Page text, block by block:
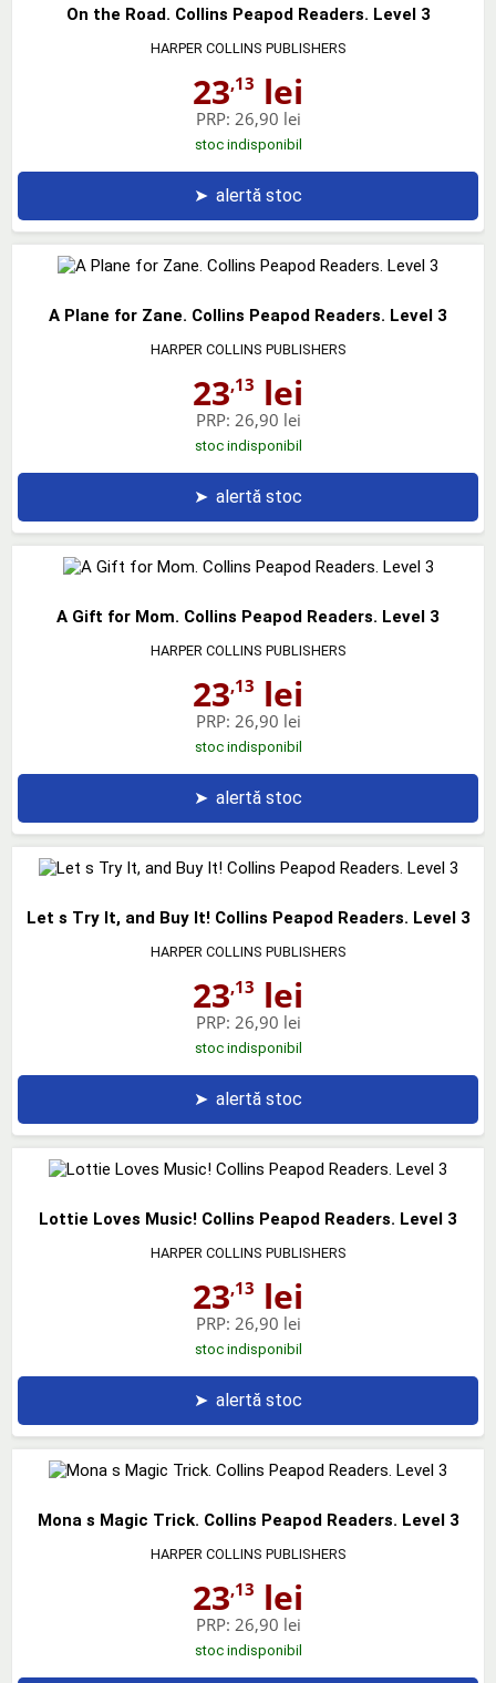
On the Road. Collins Peapod Readers. Level 3
HARPER COLLINS PUBLISHERS
23,13 lei
PRP: 26,90 lei
stoc indisponibil
➤ alertă stoc
A Plane for Zane. Collins Peapod Readers. Level 3
HARPER COLLINS PUBLISHERS
23,13 lei
PRP: 26,90 lei
stoc indisponibil
➤ alertă stoc
A Gift for Mom. Collins Peapod Readers. Level 3
HARPER COLLINS PUBLISHERS
23,13 lei
PRP: 26,90 lei
stoc indisponibil
➤ alertă stoc
Let s Try It, and Buy It! Collins Peapod Readers. Level 3
HARPER COLLINS PUBLISHERS
23,13 lei
PRP: 26,90 lei
stoc indisponibil
➤ alertă stoc
Lottie Loves Music! Collins Peapod Readers. Level 3
HARPER COLLINS PUBLISHERS
23,13 lei
PRP: 26,90 lei
stoc indisponibil
➤ alertă stoc
Mona s Magic Trick. Collins Peapod Readers. Level 3
HARPER COLLINS PUBLISHERS
23,13 lei
PRP: 26,90 lei
stoc indisponibil